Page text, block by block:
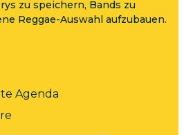
zu speichern, Bands zu
Reggae-Auswahl aufzubauen.
Agenda